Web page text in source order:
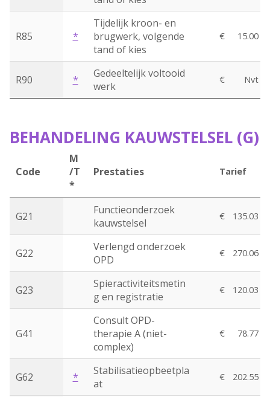
R85 *
Tijdelijk kroon- en
brugwerk, volgende
tand of kies
€ 15.00
R90 *
Gedeeltelijk voltooid
werk
€ Nvt
BEHANDELING KAUWSTELSEL (G)
Code
M
/T
*
Prestaties Tarief
G21
Functieonderzoek
kauwstelsel
€ 135.03
G22
Verlengd onderzoek
OPD
€ 270.06
G23
Spieractiviteitsmetin
g en registratie
€ 120.03
G41
Consult OPD-
therapie A (niet-
complex)
€ 78.77
G62 *
Stabilisatieopbeetpla
at
€ 202.55